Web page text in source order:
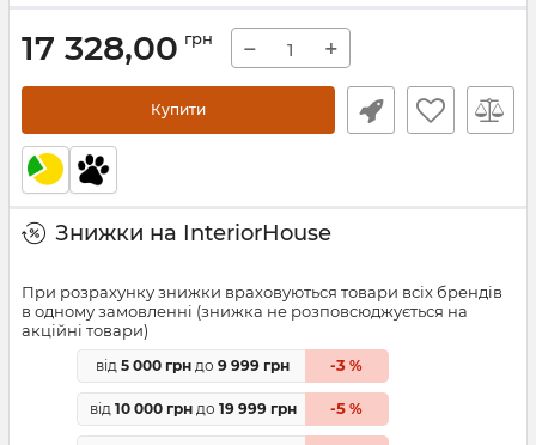
17 328,00 грн − +
Купити
Знижки на InteriorHouse
При розрахунку знижки враховуються товари всіх брендів
в одному замовленні (знижка не розповсюджується на
акційні товари)
від 5 000 грн до 9 999 грн -3 %
від 10 000 грндо 19 999 грн -5 %